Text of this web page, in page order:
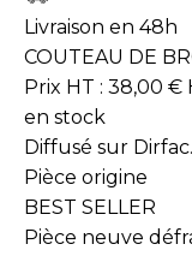
Livraison en 48h
COUTEAU DE
Prix HT : 38,00 €
en stock
Diffusé sur
Pièce origine
BEST SELLER
Pièce neuve